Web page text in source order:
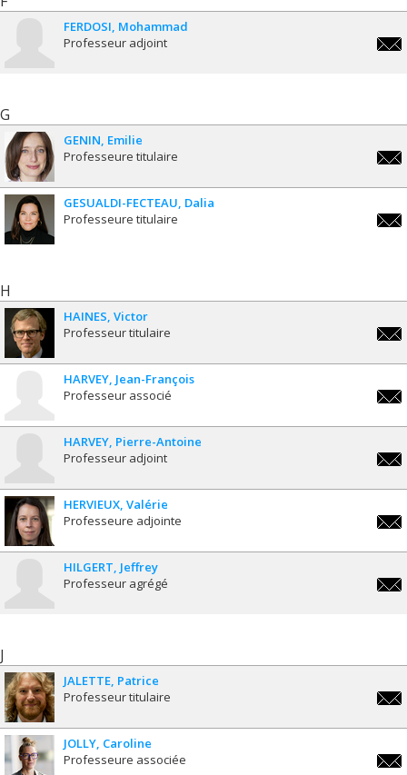
FERDOSI Mohammad
Professeur adjoint
G
GENIN Emilie
Professeure titulaire
GESUALDI-FECTEAU Dalia
Professeure titulaire
H
HAINES Victor
Professeur titulaire
HARVEY Jean-François
Professeur associé
HARVEY Pierre-Antoine
Professeur adjoint
HERVIEUX Valérie
Professeure adjointe
HILGERT Jeffrey
Professeur agrégé
J
JALETTE Patrice
Professeur titulaire
JOLLY Caroline
Professeure associée